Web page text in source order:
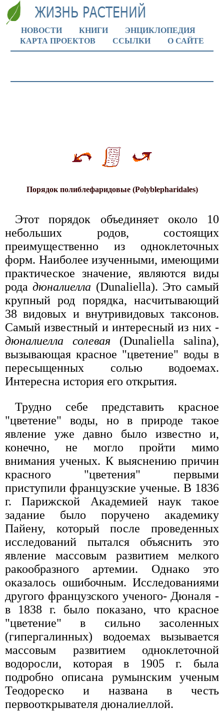
НОВОСТИ КНИГИ
ЭНЦИКЛОПЕДИЯ
КАРТА ПРОЕКТОВ
ССЫЛКИ О САЙТЕ
Порядок полиблефаридовые (Polyblepharidales)
Этот порядок объединяет около 10
небольших родов, состоящих
преимущественно из одноклеточных
форм. Наиболее изученными, имеющими
практическое значение, являются виды
родадюналиелла (Dunaliella). Это самый
крупный род порядка, насчитывающий
38 видовых и внутривидовых таксонов.
Самый известный и интересный из них -
дюналиелла солевая (Dunaliella salina),
вызывающая красное "цветение" воды в
пересыщенных солью водоемах.
Интересна история его открытия.
Трудно себе представить красное
"цветение" воды, но в природе такое
явление уже давно было известно и,
конечно, не могло пройти мимо
внимания ученых. К выяснению причин
красного "цветения" первыми
приступили французские ученые. В 1836
г. Парижской Академией наук такое
задание было поручено академику
Пайену, который после проведенных
исследований пытался объяснить это
явление массовым развитием мелкого
ракообразного артемии. Однако это
оказалось ошибочным. Исследованиями
другого французского ученого- Дюналя -
в 1838 г. было показано, что красное
"цветение" в сильно засоленных
(гипергалинных) водоемах вызывается
массовым развитием одноклеточной
водоросли, которая в 1905 г. была
подробно описана румынским ученым
Теодореско и названа в честь
первооткрывателя дюналиеллой.